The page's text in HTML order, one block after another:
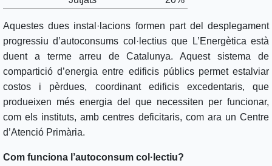
Aquestes dues instal·lacions formen part del desplegament
progressiu d’autoconsums col·lectius que L’Energètica està
duent a terme arreu de Catalunya. Aquest sistema de
compartició d’energia entre edificis públics permet estalviar
costos i pèrdues, coordinant edificis excedentaris, que
produeixen més energia del que necessiten per funcionar,
com els instituts, amb centres deficitaris, com ara un Centre
d’Atenció Primària.
Com funciona l’autoconsum col·lectiu?